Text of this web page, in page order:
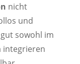
nicht
und
sowohl im
integrieren